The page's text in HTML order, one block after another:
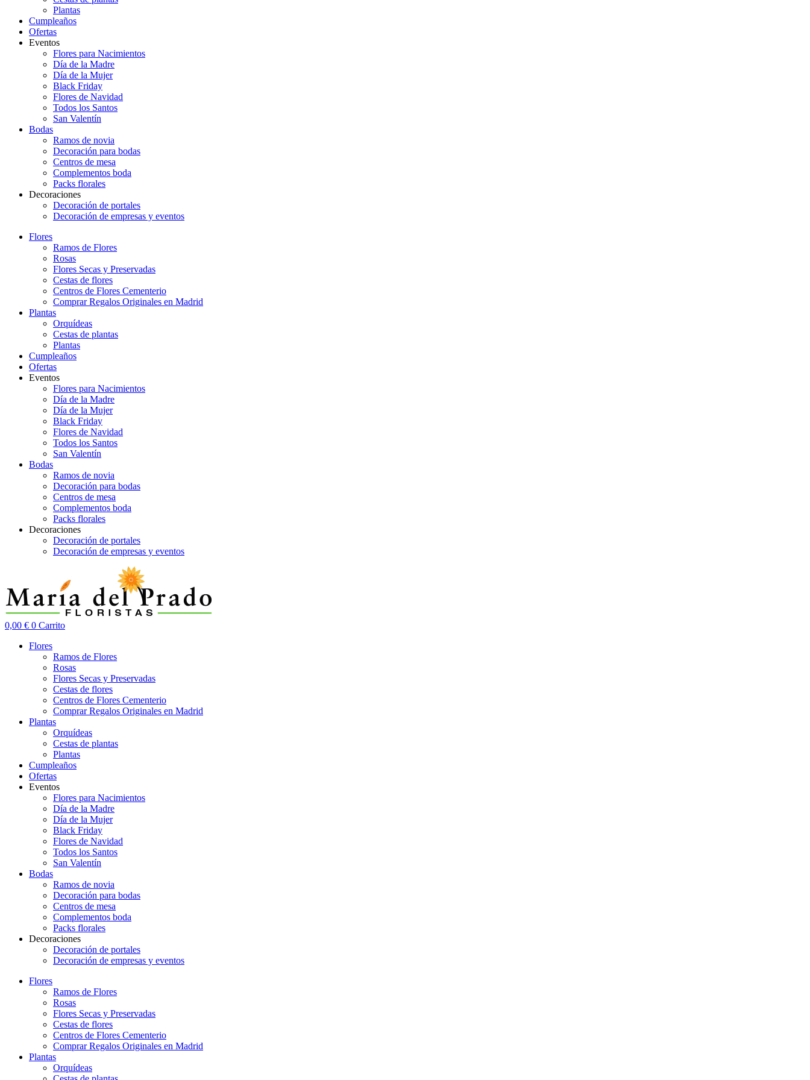
Plantas
Cumpleaños
Ofertas
Eventos
Flores para Nacimientos
Día de la Madre
Día de la Mujer
Black Friday
Flores de Navidad
Todos los Santos
San Valentín
Bodas
Ramos de novia
Decoración para bodas
Centros de mesa
Complementos boda
Packs florales
Decoraciones
Decoración de portales
Decoración de empresas y eventos
Flores
Ramos de Flores
Rosas
Flores Secas y Preservadas
Cestas de flores
Centros de Flores Cementerio
Comprar Regalos Originales en Madrid
Plantas
Orquídeas
Cestas de plantas
Plantas
Cumpleaños
Ofertas
Eventos
Flores para Nacimientos
Día de la Madre
Día de la Mujer
Black Friday
Flores de Navidad
Todos los Santos
San Valentín
Bodas
Ramos de novia
Decoración para bodas
Centros de mesa
Complementos boda
Packs florales
Decoraciones
Decoración de portales
Decoración de empresas y eventos
0,00 € 0 Carrito
Flores
Ramos de Flores
Rosas
Flores Secas y Preservadas
Cestas de flores
Centros de Flores Cementerio
Comprar Regalos Originales en Madrid
Plantas
Orquídeas
Cestas de plantas
Plantas
Cumpleaños
Ofertas
Eventos
Flores para Nacimientos
Día de la Madre
Día de la Mujer
Black Friday
Flores de Navidad
Todos los Santos
San Valentín
Bodas
Ramos de novia
Decoración para bodas
Centros de mesa
Complementos boda
Packs florales
Decoraciones
Decoración de portales
Decoración de empresas y eventos
Flores
Ramos de Flores
Rosas
Flores Secas y Preservadas
Cestas de flores
Centros de Flores Cementerio
Comprar Regalos Originales en Madrid
Plantas
Orquídeas